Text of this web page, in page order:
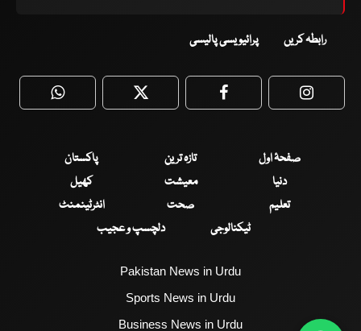
رابطہ کریں پرائیویسی پالیسی
WhatsApp Twitter Facebook
صفحۂ اول تازہ ترین
پاکستان
دنیا
معیشت
کھیل
تعلیم
صحت
انٹرٹینمنٹ
ٹیکنالوجی
دلچسپ و عجیب
Pakistan News in Urdu
Sports News in Urdu
Business News in Urdu